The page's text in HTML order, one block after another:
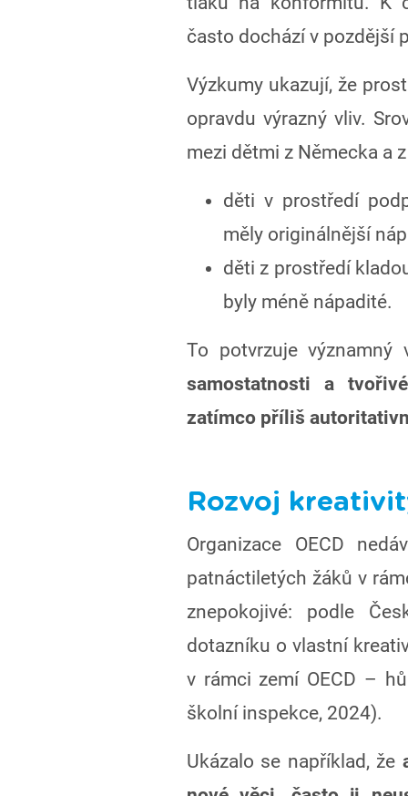
často dochází v pozdější
Výzkumy ukazují, že
opravdu výrazný vliv.
mezi dětmi z Německa a
děti v prostředí
měly originálnější
děti z prostředí
byly méně nápadité.
To potvrzuje
samostatnosti a
zatímco příliš
Rozvoj
Organizace OECD
patnáctiletých žáků v
znepokojivé: podle
dotazníku o vlastní
v rámci zemí OECD –
školní inspekce, 2024).
Ukázalo se například, že